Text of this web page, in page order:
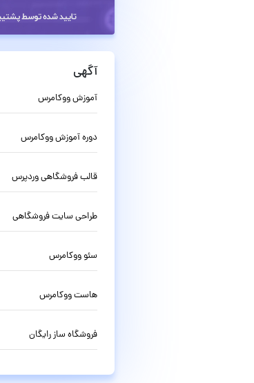
آگهی
آموزش ووکامرس
دوره آموزش ووکامرس
قالب فروشگاهی وردپرس
طراحی سایت فروشگاهی
سئو ووکامرس
هاست ووکامرس
فروشگاه ساز رایگان